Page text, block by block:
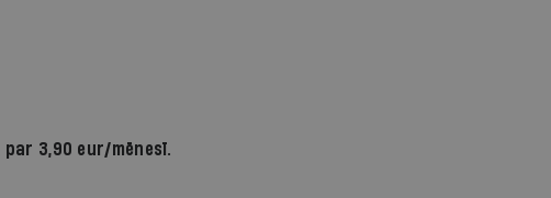
priekšlikumam veikt konstitucionālo
par 3,90 eur/mēnesī.